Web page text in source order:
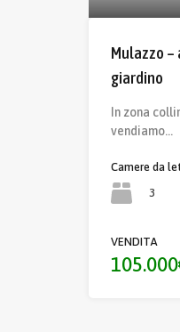
Mulazzo
giardino
In zona
vendiamo…
Camere da
3
VENDITA